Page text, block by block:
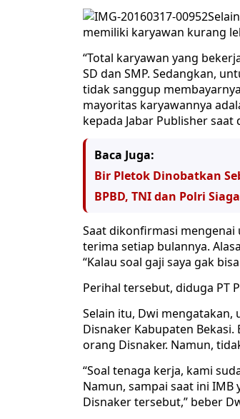
memiliki karyawan kurang
“Total karyawan yang
SD dan SMP. Sedangkan,
tidak sanggup
mayoritas karyawannya
kepada Jabar Publisher
Baca Juga:
Bir Pletok Dinobatkan
BPBD, TNI dan Polri
Saat dikonfirmasi mengenai
terima setiap bulannya.
“Kalau soal gaji saya gak
Perihal tersebut, diduga PT
Selain itu, Dwi
Disnaker Kabupaten
orang Disnaker. Namun,
“Soal tenaga kerja, kami
Namun, sampai saat ini
Disnaker tersebut,” beber